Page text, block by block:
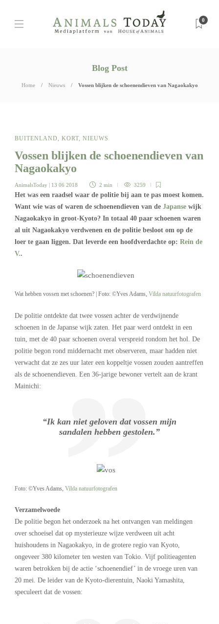
0
Blog Post
Home Nieuws Vossen blijken de schoenendieven van Nagaokakyo
BUITENLAND, KORT, NIEUWS
Vossen blijken de schoenendieven van
Nagaokakyo
AnimalsToday | 13 06 2018 2 min 3259
Het was een raadsel waar de politie bij aan te pas moest komen.
Want wie was of waren de schoenendieven van de Japanse wijk
Nagaokakyo in groot-Kyoto? In totaal 40 paar schoenen waren
al uit Nagaokakyo verdwenen en de politie besloot om op de
loer te gaan liggen. Dat leverde een hoofdverdachte op: Rein de
V..
Wat hebben vossen met schoenen? | Foto: ©Yves Adams, Vilda natuurfotografen
De politie ontdekte dat twee vossen achter de verdwijnende
schoenen in de Japanse wijk zaten. Het paar werd ontdekt in een
tuin, met de 40 paar schoenen overal verspreid rondom het hol. De
politie begon rond middernacht met observeren, maar hadden niet
verwacht dat ze zes uur later een koppeltje vossen zouden aantreffen
als de schoenendieven. Een 36-jarige bewoner vertelt aan de krant
Mainichi:
“Ik kan niet geloven dat vossen mijn
sandalen hebben gestolen.”
Foto: ©Yves Adams, Vilda natuurfotografen
Verzamelwoede
De politie begon het onderzoek na het ontvangen van meldingen
over schoeisel dat op mysterieuze wijze verdween uit acht
huishoudens in Nagaokakyo, in de grotere regio van Kyoto,
ongeveer 380 kilometer ten westen van Tokio. Vijf politieagenten
waren betrokken bij de actie ‘schoenendief’ in de vroege uren van
20 mei. De leider van de Kyoto-dierentuin, Naoki Yamashita,
speculeert dat de vossen: